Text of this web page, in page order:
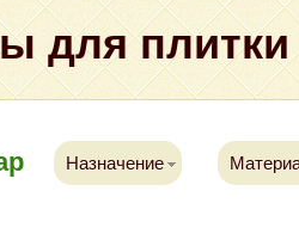
для плитки
Назначение